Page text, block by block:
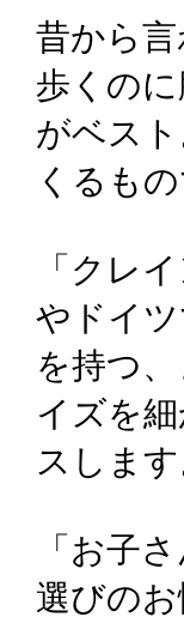
昔から
歩くの
がベス
くるもの
「クレ
やドイ
を持つ
イズを
スします
「お子
選びの